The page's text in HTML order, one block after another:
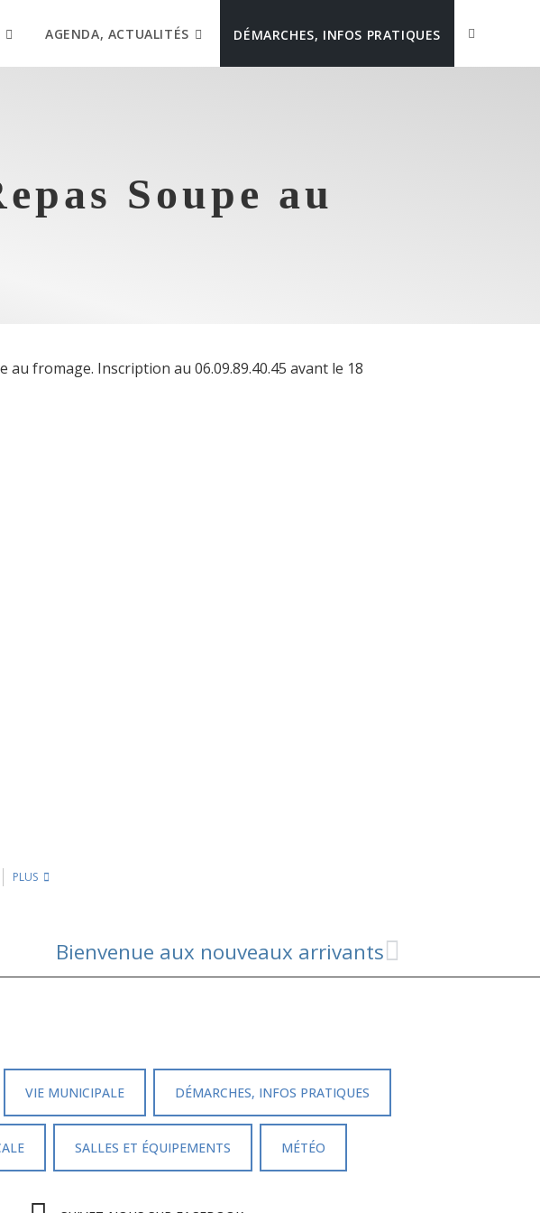
AGENDA, ACTUALITÉS DÉMARCHES, INFOS PRATIQUES
Soupe au
fromage. Inscription au 06.09.89.40.45 avant le 18
PLUS
Bienvenue aux nouveaux arrivants
VIE MUNICIPALE DÉMARCHES, INFOS PRATIQUES
SALLES ET ÉQUIPEMENTS MÉTÉO